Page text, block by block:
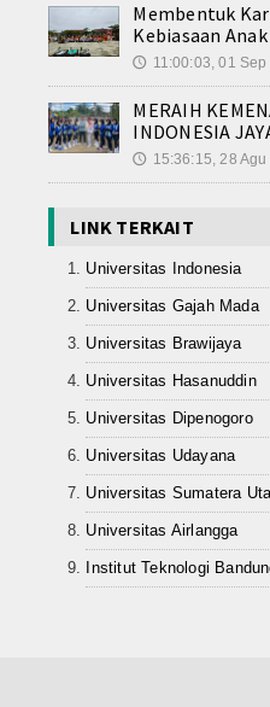
Membentuk
Kebiasaan
🕔 11:00:03, 01 Sep
MERAIH
INDONESIA
🕔 15:36:15, 28 Agu
LINK TERKAIT
Universitas Indonesia
Universitas Gajah Mada
Universitas Brawijaya
Universitas Hasanuddin
Universitas Dipenogoro
Universitas Udayana
Universitas Sumatera
Universitas Airlangga
Institut Teknologi